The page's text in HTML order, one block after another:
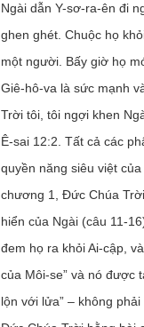
Ngài dẫn Y-sơ-ra-ên đi
ghen ghét. Chuộc họ
một người. Bấy giờ họ
Giê-hô-va là sức mạnh
Trời tôi, tôi ngợi khen
Ê-sai 12:2. Tất cả các
quyền năng siêu việt
chương 1, Đức Chúa
hiển của Ngài (câu 11-
đem họ ra khỏi Ai-cập,
của Môi-se” và nó được
lộn với lửa” – không